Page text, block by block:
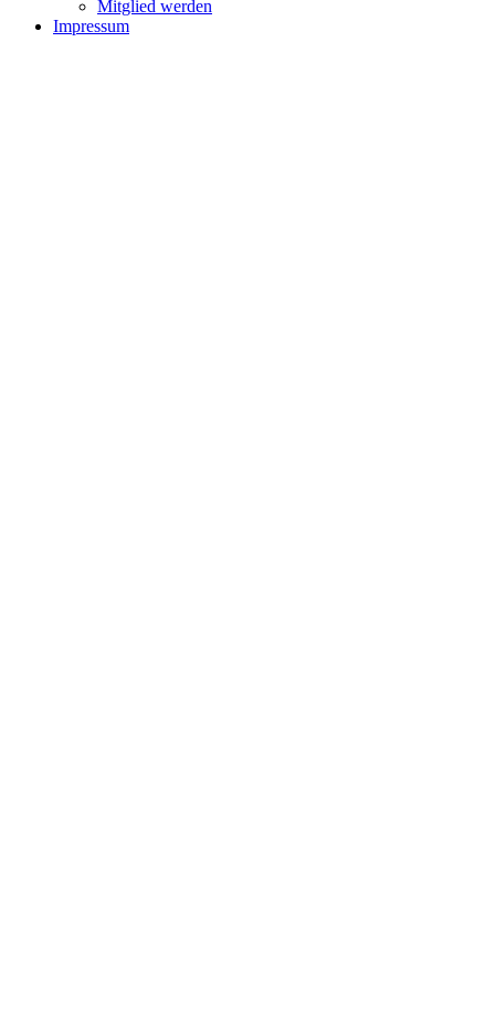
Mitglied werden
Impressum